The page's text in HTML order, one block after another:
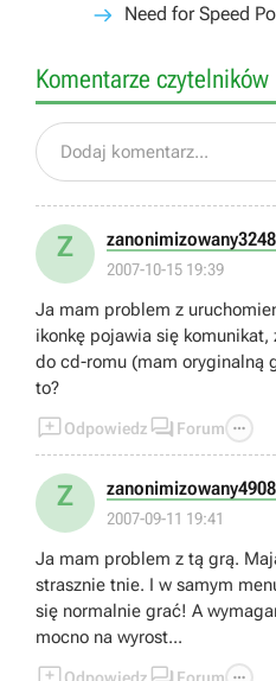
Need for Speed
Komentarze czytelników
Dodaj komentarz...
Z
2007-10-15 19:39
Ja mam problem z
ikonkę pojawia się komunikat,
do cd-romu (mam oryginalną
to?
Odpowiedz  Forum 
Z
2007-09-11 19:41
Ja mam problem z tą grą.
strasznie tnie. I w samym
się normalnie grać! A
mocno na wyrost...